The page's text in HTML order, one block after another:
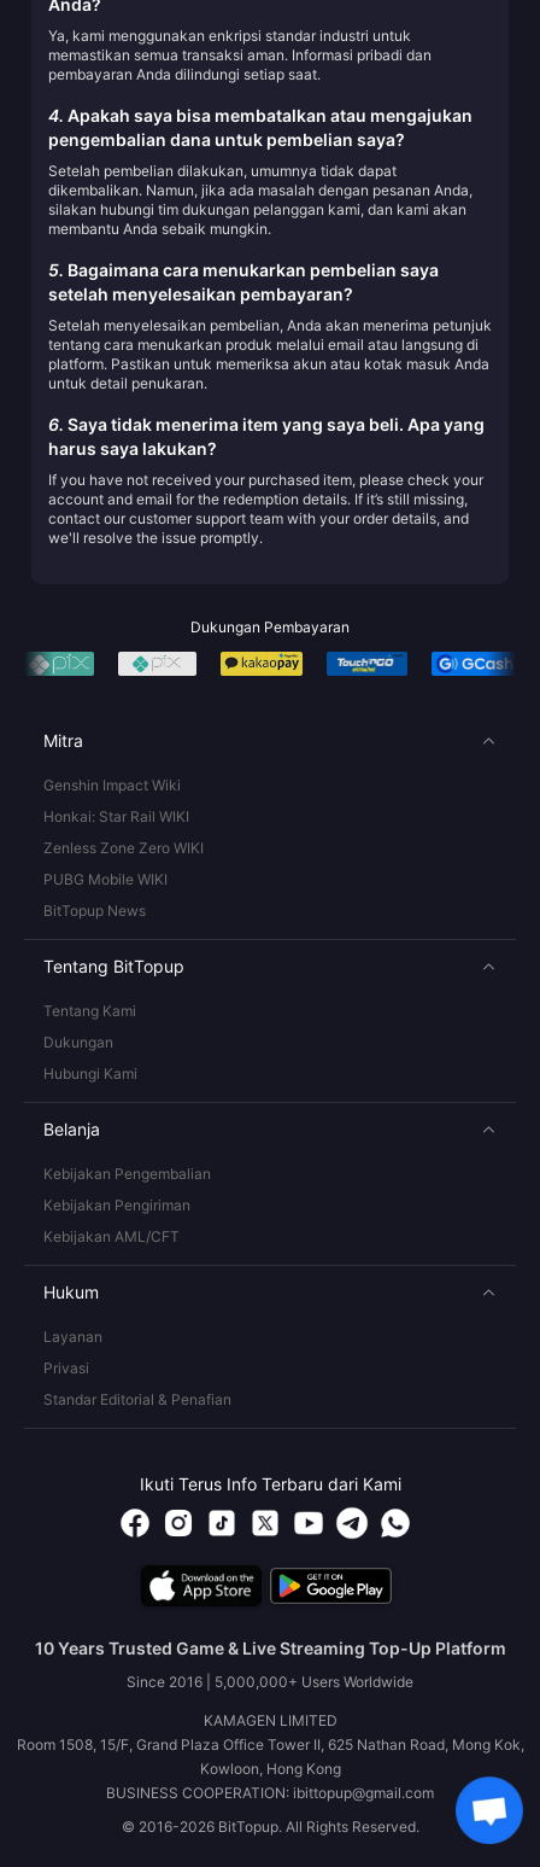
Anda?
Ya, kami menggunakan enkripsi standar industri untuk
memastikan semua transaksi aman. Informasi pribadi dan
pembayaran Anda dilindungi setiap saat.
4. Apakah saya bisa membatalkan atau mengajukan
pengembalian dana untuk pembelian saya?
Setelah pembelian dilakukan, umumnya tidak dapat
dikembalikan. Namun, jika ada masalah dengan pesanan Anda,
silakan hubungi tim dukungan pelanggan kami, dan kami akan
membantu Anda sebaik mungkin.
5. Bagaimana cara menukarkan pembelian saya
setelah menyelesaikan pembayaran?
Setelah menyelesaikan pembelian, Anda akan menerima petunjuk
tentang cara menukarkan produk melalui email atau langsung di
platform. Pastikan untuk memeriksa akun atau kotak masuk Anda
untuk detail penukaran.
6. Saya tidak menerima item yang saya beli. Apa yang
harus saya lakukan?
If you have not received your purchased item, please check your
account and email for the redemption details. If it’s still missing,
contact our customer support team with your order details, and
we'll resolve the issue promptly.
Dukungan Pembayaran
Mitra
Genshin Impact Wiki
Honkai: Star Rail WIKI
Zenless Zone Zero WIKI
PUBG Mobile WIKI
BitTopup News
Tentang BitTopup
Tentang Kami
Dukungan
Hubungi Kami
Belanja
Kebijakan Pengembalian
Kebijakan Pengiriman
Kebijakan AML/CFT
Hukum
Layanan
Privasi
Standar Editorial & Penafian
Ikuti Terus Info Terbaru dari Kami
10 Years Trusted Game & Live Streaming Top-Up Platform
Since 2016 | 5,000,000+ Users Worldwide
KAMAGEN LIMITED
Room 1508, 15/F, Grand Plaza Office Tower II, 625 Nathan Road, Mong Kok,
Kowloon, Hong Kong
BUSINESS COOPERATION: ibittopup@gmail.com
© 2016-2026 BitTopup. All Rights Reserved.